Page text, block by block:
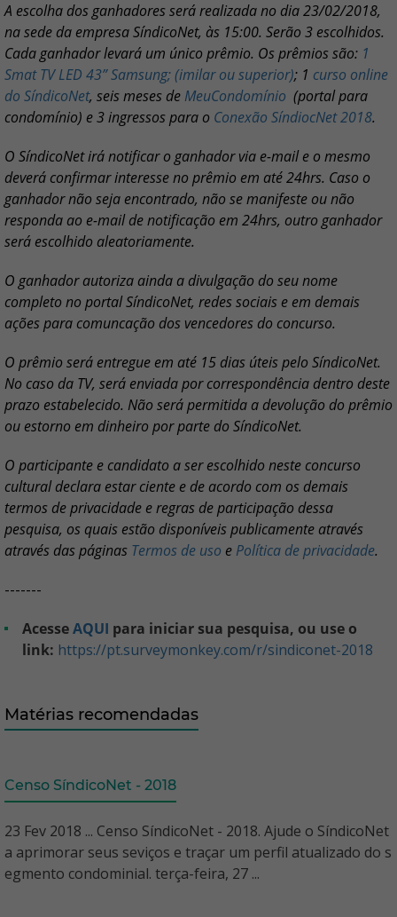
A escolha dos ganhadores será realizada no dia 23/02/2018,
na sede da empresa SíndicoNet, às 15:00. Serão 3 escolhidos.
Cada ganhador levará um único prêmio. Os prêmios são: 1
Smat TV LED 43” Samsung; (imilar ou superior); 1 curso online
do SíndicoNet, seis meses de MeuCondomínio (portal para
condomínio) e 3 ingressos para o Conexão SíndiocNet 2018.
O SíndicoNet irá notificar o ganhador via e-mail e o mesmo
deverá confirmar interesse no prêmio em até 24hrs. Caso o
ganhador não seja encontrado, não se manifeste ou não
responda ao e-mail de notificação em 24hrs, outro ganhador
será escolhido aleatoriamente.
O ganhador autoriza ainda a divulgação do seu nome
completo no portal SíndicoNet, redes sociais e em demais
ações para comuncação dos vencedores do concurso.
O prêmio será entregue em até 15 dias úteis pelo SíndicoNet.
No caso da TV, será enviada por correspondência dentro deste
prazo estabelecido. Não será permitida a devolução do prêmio
ou estorno em dinheiro por parte do SíndicoNet.
O participante e candidato a ser escolhido neste concurso
cultural declara estar ciente e de acordo com os demais
termos de privacidade e regras de participação dessa
pesquisa, os quais estão disponíveis publicamente através
através das páginas Termos de uso e Política de privacidade.
-------
AcesseAQUI para iniciar sua pesquisa, ou use o
link: https://pt.surveymonkey.com/r/sindiconet-2018
Matérias recomendadas
Censo SíndicoNet - 2018
23 Fev 2018 ... Censo SíndicoNet - 2018. Ajude o SíndicoNet
a aprimorar seus seviços e traçar um perfil atualizado do s
egmento condominial. terça-feira, 27 ...